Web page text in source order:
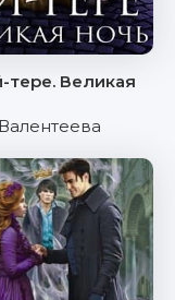
Великая